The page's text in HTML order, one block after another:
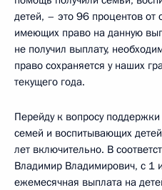
детей, – это 96 процентов от
имеющих право на данную
не получил выплату,
право сохраняется у наших
текущего года.
Перейду к вопросу
семей и воспитывающих
лет включительно. В
Владимир Владимирович, с 1
ежемесячная выплата на